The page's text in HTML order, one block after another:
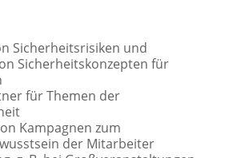
Sicherheitsrisiken und
Sicherheitskonzepten für
für Themen der
Kampagnen zum
der Mitarbeiter